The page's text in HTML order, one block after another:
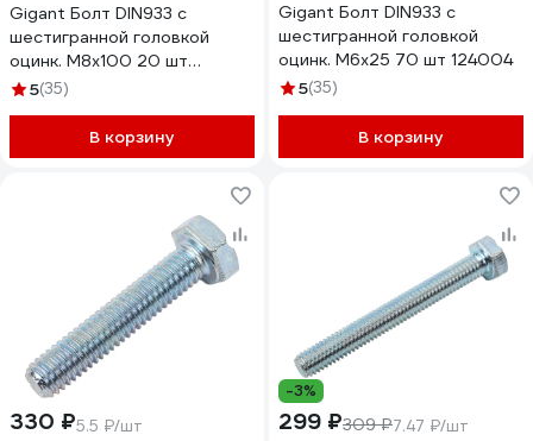
Gigant Болт DIN933 с
шестигранной головкой
оцинк. М8x100 20 шт
124006
5(35)
В корзину
Gigant Болт DIN933 с
шестигранной головкой
оцинк. М6x25 70 шт 124004
5(35)
В корзину
330 ₽5.5 ₽/шт
-3%
299 ₽309 ₽7.47 ₽/шт